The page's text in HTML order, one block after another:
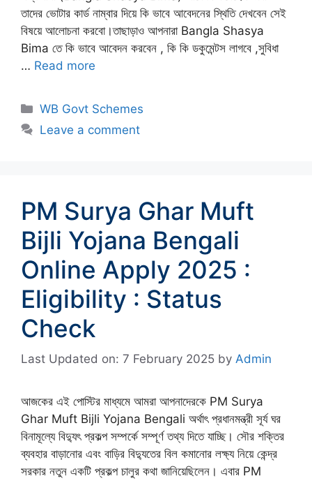
তাদের ভোটার কার্ড নাম্বার দিয়ে কি ভাবে আবেদনের স্থিতি দেখবেন সেই
বিষয়ে আলোচনা করবো।তাছাড়াও আপনারা Bangla Shasya
Bima তে কি ভাবে আবেদন করবেন , কি কি ডকুমেন্টস লাগবে ,সুবিধা
… Read more
Categories
WB Govt Schemes
Leave a comment
PM Surya Ghar Muft
Bijli Yojana Bengali
Online Apply 2025 :
Eligibility : Status
Check
Last Updated on: 7 February 2025 by Admin
আজকের এই পোস্টির মাধ্যমে আমরা আপনাদেরকে PM Surya
Ghar Muft Bijli Yojana Bengali অর্থাৎ প্রধানমন্ত্রী সূর্য ঘর
বিনামূল্যে বিদ্যুৎ প্রকল্প সম্পর্কে সম্পূর্ণ তথ্য দিতে যাচ্ছি। সৌর শক্তির
ব্যবহার বাড়ানোর এবং বাড়ির বিদ্যুতের বিল কমানোর লক্ষ্য নিয়ে কেন্দ্র
সরকার নতুন একটি প্রকল্প চালুর কথা জানিয়েছিলেন। এবার PM